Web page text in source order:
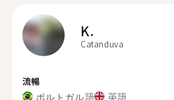
K.
Catanduva
流暢
ポルトガル語 英語